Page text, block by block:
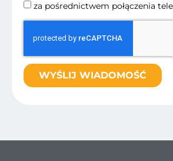
za pośrednictwem połączenia
WYŚLIJ WIADOMOŚĆ